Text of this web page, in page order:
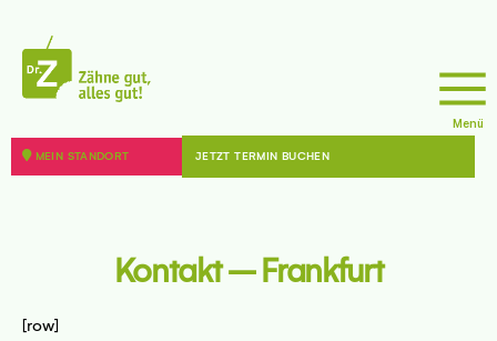
z
Menü
MEIN STANDORT JETZT TERMIN BUCHEN
Kontakt – Frankfurt
[row]
- 12099 Berlin